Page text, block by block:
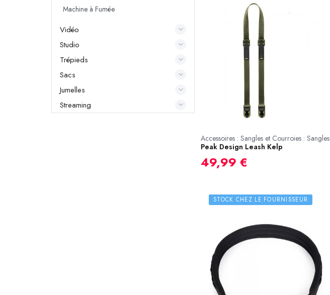
Machine à Fumée
Vidéo
Studio
Trépieds
Sacs
Jumelles
Streaming
Accessoires : Sangles et Courroies : Sangles
Peak Design Leash Kelp
49,99 €
STOCK CHEZ LE FOURNISSEUR